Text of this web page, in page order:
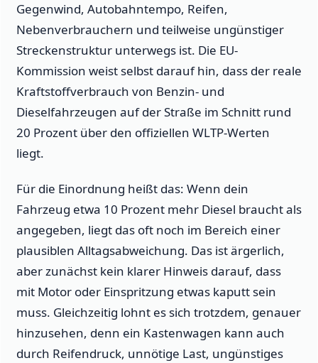
Gegenwind, Autobahntempo, Reifen,
Nebenverbrauchern und teilweise ungünstiger
Streckenstruktur unterwegs ist. Die EU-
Kommission weist selbst darauf hin, dass der reale
Kraftstoffverbrauch von Benzin- und
Dieselfahrzeugen auf der Straße im Schnitt rund
20 Prozent über den offiziellen WLTP-Werten
liegt.
Für die Einordnung heißt das: Wenn dein
Fahrzeug etwa 10 Prozent mehr Diesel braucht als
angegeben, liegt das oft noch im Bereich einer
plausiblen Alltagsabweichung. Das ist ärgerlich,
aber zunächst kein klarer Hinweis darauf, dass
mit Motor oder Einspritzung etwas kaputt sein
muss. Gleichzeitig lohnt es sich trotzdem, genauer
hinzusehen, denn ein Kastenwagen kann auch
durch Reifendruck, unnötige Last, ungünstiges